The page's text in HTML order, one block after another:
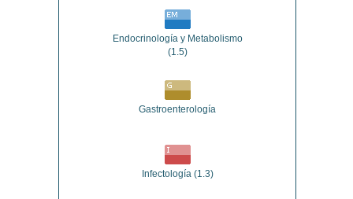
Endocrinología y Metabolismo
(1.5)
Gastroenterología
Infectología (1.3)